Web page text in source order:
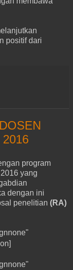
positif dari
2016
program
yang
dengan ini
penelitian (RA)